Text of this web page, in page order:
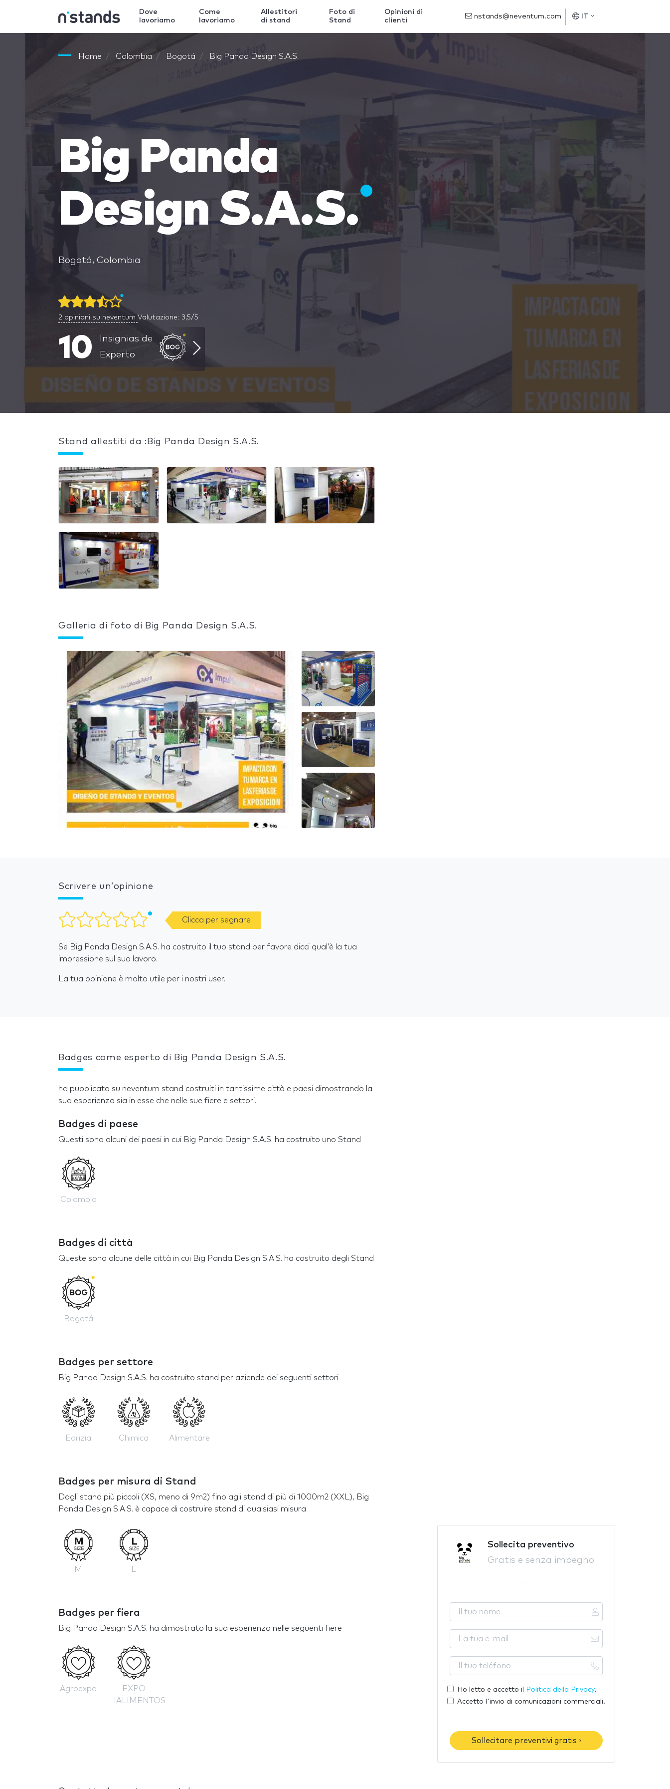
Dove
lavoriamo
Come
lavoriamo
Allestitori
di stand
Foto di
Stand
Opinioni di
clienti
nstands@neventum.com IT
Home Colombia Bogotá Big Panda Design S.A.S.
Big Panda
Design S.A.S.
Bogotá, Colombia
2 opinioni su neventum Valutazione: 3,5/5
10
Insignias de
Experto
Sollecita preventivo
Gratis e senza impegno
l
t
o
m
e
a
t
e
-
i
l
t
u
e
l
Ho letto e accetto il Politica della Privacy.
Accetto l'invio di comunicazioni commerciali.
Sollecitare preventivi gratis ›
Stand allestiti da :Big Panda Design S.A.S.
Galleria di foto di Big Panda Design S.A.S.
Scrivere un’opinione
Clicca per segnare
Se Big Panda Design S.A.S. ha costruito il tuo stand per favore dicci qual’è la tua
impressione sul suo lavoro.
La tua opinione è molto utile per i nostri user.
Badges come esperto di Big Panda Design S.A.S.
ha pubblicato su neventum stand costruiti in tantissime città e paesi dimostrando la
sua esperienza sia in esse che nelle sue fiere e settori.
Badges di paese
Questi sono alcuni dei paesi in cui Big Panda Design S.A.S. ha costruito uno Stand
Colombia
Badges di città
Queste sono alcune delle città in cui Big Panda Design S.A.S. ha costruito degli Stand
Bogotá
Badges per settore
Big Panda Design S.A.S. ha costruito stand per aziende dei seguenti settori
Edilizia Chimica Alimentare
Badges per misura di Stand
Dagli stand più piccoli (XS, meno di 9m2) fino agli stand di più di 1000m2 (XXL), Big
Panda Design S.A.S. è capace di costruire stand di qualsiasi misura
M
Badges per fiera
Big Panda Design S.A.S. ha dimostrato la sua esperienza nelle seguenti fiere
Agroexpo
EXPO
IALIMENTOS